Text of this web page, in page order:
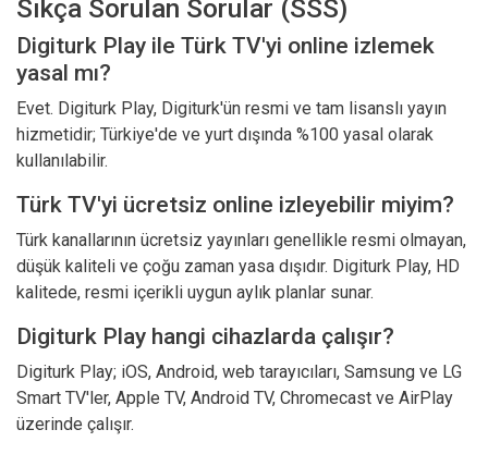
Sıkça Sorulan Sorular (SSS)
Digiturk Play ile Türk TV'yi online izlemek
yasal mı?
Evet. Digiturk Play, Digiturk'ün resmi ve tam lisanslı yayın
hizmetidir; Türkiye'de ve yurt dışında %100 yasal olarak
kullanılabilir.
Türk TV'yi ücretsiz online izleyebilir miyim?
Türk kanallarının ücretsiz yayınları genellikle resmi olmayan,
düşük kaliteli ve çoğu zaman yasa dışıdır. Digiturk Play, HD
kalitede, resmi içerikli uygun aylık planlar sunar.
Digiturk Play hangi cihazlarda çalışır?
Digiturk Play; iOS, Android, web tarayıcıları, Samsung ve LG
Smart TV'ler, Apple TV, Android TV, Chromecast ve AirPlay
üzerinde çalışır.